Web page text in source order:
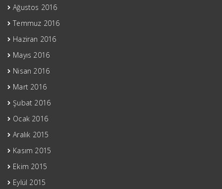
Ağustos 2016
Temmuz 2016
Haziran 2016
Mayıs 2016
Nisan 2016
Mart 2016
Şubat 2016
Ocak 2016
Aralık 2015
Kasım 2015
Ekim 2015
Eylül 2015